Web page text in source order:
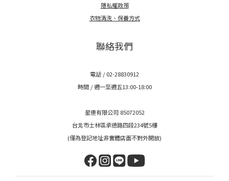
隱私權政策
衣物清洗、保養方式
聯絡我們
電話 / 02-28830912
時間 / 週一至週五13:00-18:00
星連有限公司 85072052
台北市士林區承德路四段234號5樓
(僅為登記地址非實體店面不對外開放)